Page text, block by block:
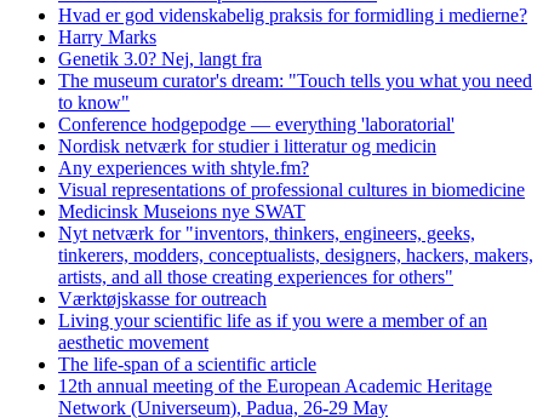
Hvad er god videnskabelig praksis for formidling i medierne?
Harry Marks
Genetik 3.0? Nej, langt fra
The museum curator's dream: "Touch tells you what you need
to know"
Conference hodgepodge — everything 'laboratorial'
Nordisk netværk for studier i litteratur og medicin
Any experiences with shtyle.fm?
Visual representations of professional cultures in biomedicine
Medicinsk Museions nye SWAT
Nyt netværk for "inventors, thinkers, engineers, geeks,
tinkerers, modders, conceptualists, designers, hackers, makers,
artists, and all those creating experiences for others"
Værktøjskasse for outreach
Living your scientific life as if you were a member of an
aesthetic movement
The life-span of a scientific article
12th annual meeting of the European Academic Heritage
Network (Universeum), Padua, 26-29 May